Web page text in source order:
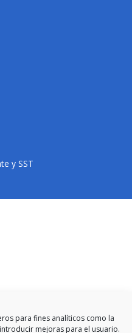
para fines analíticos como la
mejoras para el usuario.
y SST